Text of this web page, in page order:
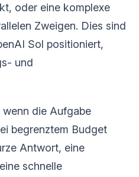
oder eine komplexe
Zweigen. Dies sind
Sol positioniert,
und
die Aufgabe
begrenztem Budget
Antwort, eine
schnelle